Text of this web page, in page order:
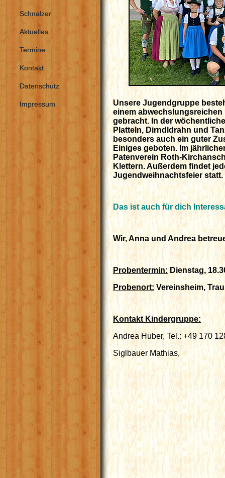
Schnalzer
Aktuelles
Termine
Kontakt
Datenschutz
Impressum
Unsere Jugendgruppe
einem
gebracht. In der
Platteln, Dirndldrahn und
besonders auch ein guter
Einiges geboten. Im
Patenverein Roth-
Klettern. Außerdem findet
Jugendweihnachtsfeier statt.
Das ist auch für dich
Wir, Anna und Andrea
Probentermin: Dienstag,
Probenort: Vereinsheim,
Kontakt Kindergruppe:
Andrea Huber, Tel.: +49 170
Siglbauer Mathias,